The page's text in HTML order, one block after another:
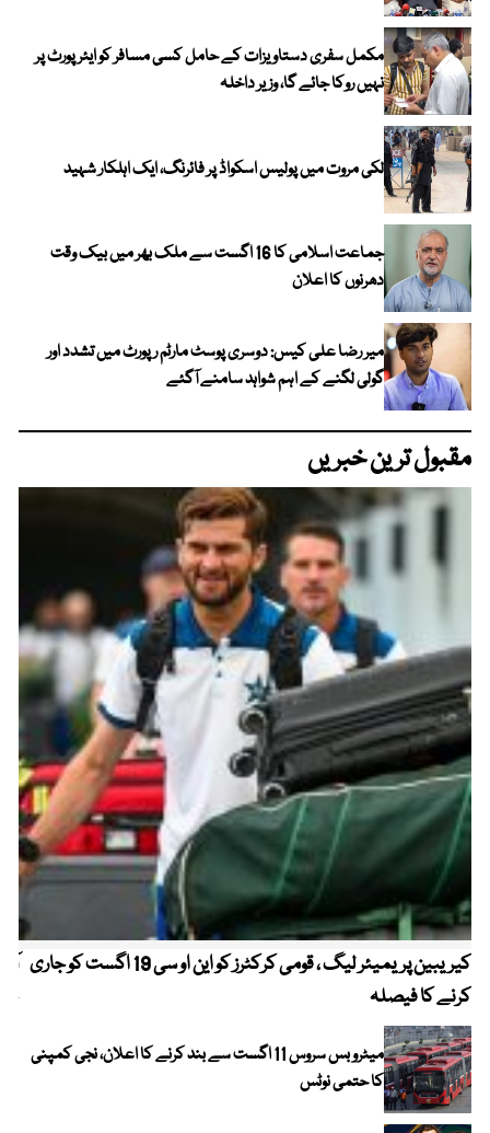
مکمل سفری دستاویزات کے حامل کسی مسافر کو ایئرپورٹ پر
نہیں روکا جائے گا، وزیر داخلہ
لکی مروت میں پولیس اسکواڈ پر فائرنگ، ایک اہلکار شہید
جماعت اسلامی کا 16 اگست سے ملک بھر میں بیک وقت
دھرنوں کا اعلان
میر رضا علی کیس: دوسری پوسٹ مارٹم رپورٹ میں تشدد اور
گولی لگنے کے اہم شواہد سامنے آگئے
مقبول ترین خبریں
کیریبین پریمیئر لیگ ، قومی کرکٹرز کو این او سی 19 اگست کو جاری
کرنے کا فیصلہ
میٹرو بس سروس 11 اگست سے بند کرنے کا اعلان، نجی کمپنی
کا حتمی نوٹس